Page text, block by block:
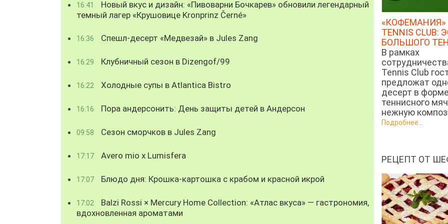
16:41
Новый вкус и дизайн: «Пивоварни Бочкарев» обновили легендарный
темный лагер «Крушовице Kronprinz Černé»
16:36 Спешл-десерт «Медвезай» в Jules Zang
16:29 Клубничный сезон в Dizengof/99
16:22 Холодные супы в Atlantica Bistro
16:16 Пора андерсонить: День защиты детей в Андерсон
09:58 Сезон сморчков в Jules Zang
17:17 Avero mio x Lumisfera
17:07 Блюдо дня: Крошка-картошка с крабом и красной икрой
17:02
Balzi Rossi × Mercury Home Collection: «Атлас вкуса» — гастрономия,
вдохновленная ароматами
«КОФЕМАНИЯ»
TENNIS CLUB:
БОЛЬШОГО
В рамках
Tennis Club
предложат
десерт в форме
теннисного
нежную
Подробнее...
РЕЦЕПТ ОТ